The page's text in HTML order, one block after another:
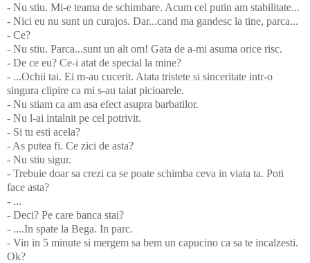
- Nu stiu. Mi-e teama de schimbare. Acum cel putin am stabilitate...
- Nici eu nu sunt un curajos. Dar...cand ma gandesc la tine, parca...
- Ce?
- Nu stiu. Parca...sunt un alt om! Gata de a-mi asuma orice risc.
- De ce eu? Ce-i atat de special la mine?
- ...Ochii tai. Ei m-au cucerit. Atata tristete si sinceritate intr-o
singura clipire ca mi s-au taiat picioarele.
- Nu stiam ca am asa efect asupra barbatilor.
- Nu l-ai intalnit pe cel potrivit.
- Si tu esti acela?
- As putea fi. Ce zici de asta?
- Nu stiu sigur.
- Trebuie doar sa crezi ca se poate schimba ceva in viata ta. Poti
face asta?
- ...
- Deci? Pe care banca stai?
- ....In spate la Bega. In parc.
- Vin in 5 minute si mergem sa bem un capucino ca sa te incalzesti.
Ok?